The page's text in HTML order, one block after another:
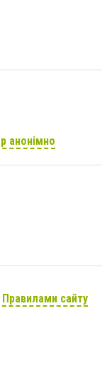
анонімно
Правилами сайту